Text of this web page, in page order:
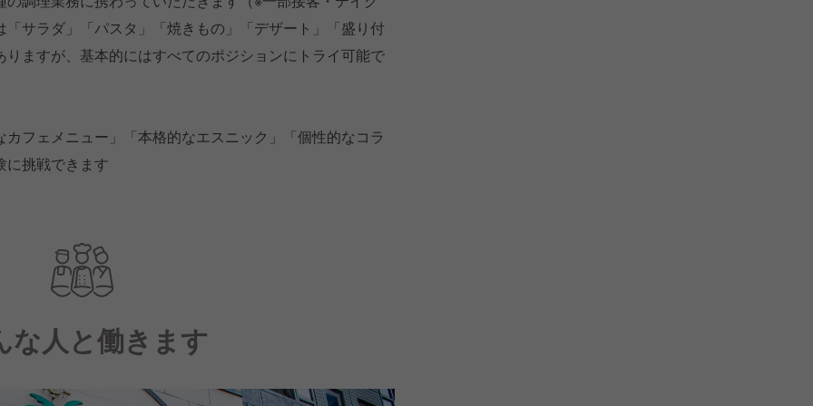
サラダ」「パスタ」「焼きもの」「デザート」「盛り付
ますが、基本的にはすべてのポジションにトライ可能で
フェメニュー」「本格的なエスニック」「個性的なコラ
に挑戦できます
な人と働きます